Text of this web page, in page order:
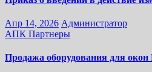
Апр 14, 2026 Администратор
АПК Партнеры
Продажа оборудования для